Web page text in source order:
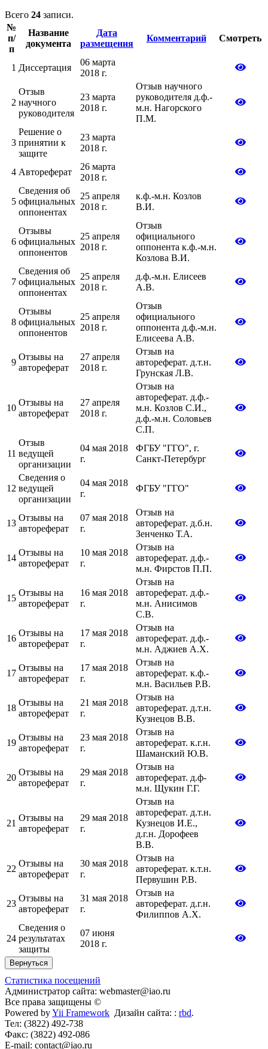
Всего 24 записи.
№
п/
п
Название
документа
Дата
размещения
Комментарий Смотреть
1 Диссертация
06 марта
2018 г.
2
Отзыв
научного
руководителя
23 марта
2018 г.
Отзыв научного
руководителя д.ф.-
м.н. Нагорского
П.М.
3
Решение о
принятии к
защите
23 марта
2018 г.
4 Автореферат
26 марта
2018 г.
5
Сведения об
официальных
оппонентах
25 апреля
2018 г.
к.ф.-м.н. Козлов
В.И.
6
Отзывы
официальных
оппонентов
25 апреля
2018 г.
Отзыв
официального
оппонента к.ф.-м.н.
Козлова В.И.
7
Сведения об
официальных
оппонентах
25 апреля
2018 г.
д.ф.-м.н. Елисеев
А.В.
8
Отзывы
официальных
оппонентов
25 апреля
2018 г.
Отзыв
официального
оппонента д.ф.-м.н.
Елисеева А.В.
9
Отзывы на
автореферат
27 апреля
2018 г.
Отзыв на
автореферат. д.т.н.
Грунская Л.В.
10
Отзывы на
автореферат
27 апреля
2018 г.
Отзыв на
автореферат. д.ф.-
м.н. Козлов С.И.,
д.ф.-м.н. Соловьев
С.П.
11
Отзыв
ведущей
организации
04 мая 2018
г.
ФГБУ "ГГО", г.
Санкт-Петербург
12
Сведения о
ведущей
организации
04 мая 2018
г.
ФГБУ "ГГО"
13
Отзывы на
автореферат
07 мая 2018
г.
Отзыв на
автореферат. д.б.н.
Зенченко Т.А.
14
Отзывы на
автореферат
10 мая 2018
г.
Отзыв на
автореферат. д.ф.-
м.н. Фирстов П.П.
15
Отзывы на
автореферат
16 мая 2018
г.
Отзыв на
автореферат. д.ф.-
м.н. Анисимов
С.В.
16
Отзывы на
автореферат
17 мая 2018
г.
Отзыв на
автореферат. д.ф.-
м.н. Аджиев А.Х.
17
Отзывы на
автореферат
17 мая 2018
г.
Отзыв на
автореферат. к.ф.-
м.н. Васильев Р.В.
18
Отзывы на
автореферат
21 мая 2018
г.
Отзыв на
автореферат. д.т.н.
Кузнецов В.В.
19
Отзывы на
автореферат
23 мая 2018
г.
Отзыв на
автореферат. к.г.н.
Шаманский Ю.В.
20
Отзывы на
автореферат
29 мая 2018
г.
Отзыв на
автореферат. д.ф-
м.н. Щукин Г.Г.
21
Отзывы на
автореферат
29 мая 2018
г.
Отзыв на
автореферат. д.т.н.
Кузнецов И.Е.,
д.г.н. Дорофеев
В.В.
22
Отзывы на
автореферат
30 мая 2018
г.
Отзыв на
автореферат. к.т.н.
Первушин Р.В.
23
Отзывы на
автореферат
31 мая 2018
г.
Отзыв на
автореферат. д.г.н.
Филиппов А.Х.
24
Сведения о
результатах
защиты
07 июня
2018 г.
Вернуться
Статистика посещений
Администратор сайта: webmaster@iao.ru
Все права защищены ©
Powered byYii Framework Дизайн сайта: : rbd.
Тел: (3822) 492-738
Факс: (3822) 492-086
E-mail: contact@iao.ru